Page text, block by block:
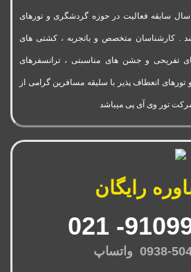
دلربا ایرانیان با نزدیک به 11 سال سابقه فعالیت در حوزه گردشگری و تورهای
. کارشناسان متخصص و باتجربه ، کشتی های
تفریحی و جشن های مناسبتی ، ترانسفرهای
انعطاف پذیر با سلیقه مسافرین گرامی از
تور وی آی پی میباشد
رایگان
واتساپ